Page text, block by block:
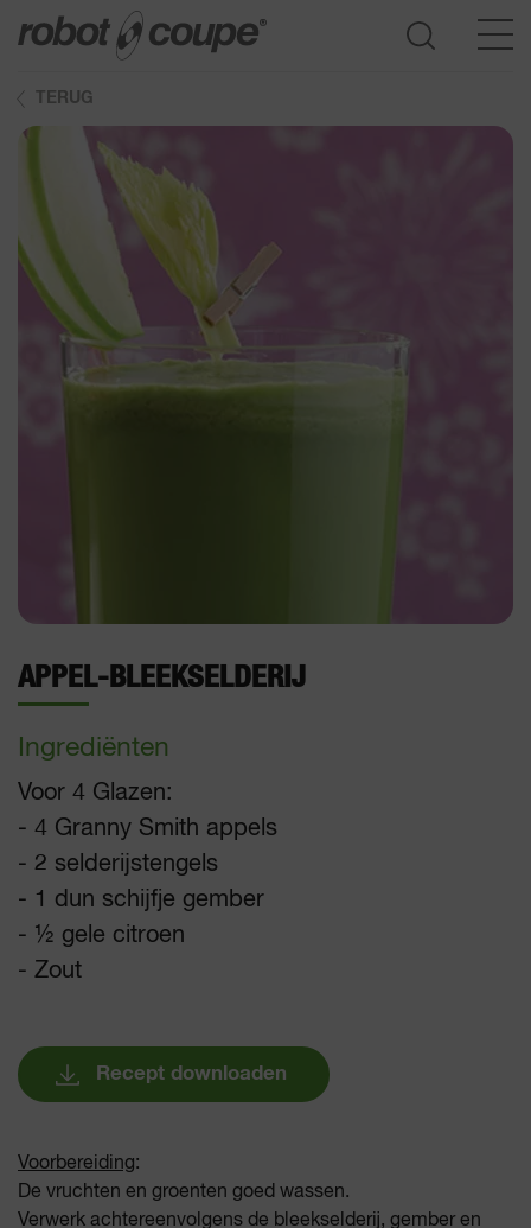
TERUG
APPEL-BLEEKSELDERIJ
Ingrediënten
Voor 4 Glazen:
- 4 Granny Smith appels
- 2 selderijstengels
- 1 dun schijfje gember
- ½ gele citroen
- Zout
Recept downloaden
Voorbereiding:
De vruchten en groenten goed wassen.
Verwerk achtereenvolgens de bleekselderij, gember en
Ga naar de keuzehulp